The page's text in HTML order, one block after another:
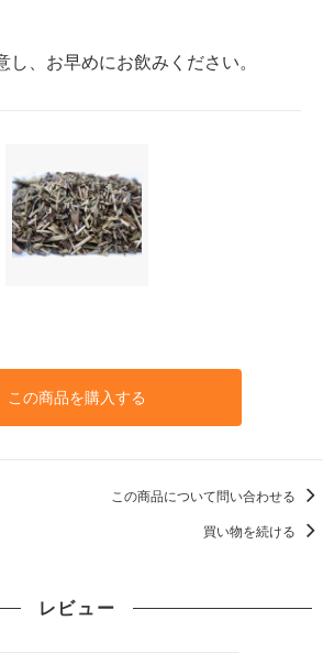
、お早めにお飲みください。
この商品を購入する
この商品について問い合わせる
買い物を続ける
レビュー